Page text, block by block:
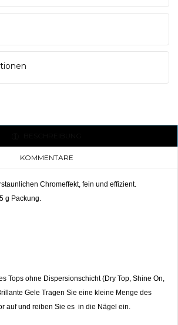
KOMMENTARE
Chromeffekt, fein und effizient.
g Packung.
Tops ohne Dispersionschicht (Dry Top, Shine On,
Gele Tragen Sie eine kleine Menge des
auf und reiben Sie es in die Nägel ein.
WUNSCHLISTE
ERSTELLEN
sein, um Artikel Ihrer
zu können.